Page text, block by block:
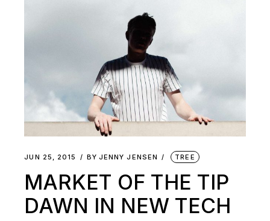
JUN 25, 2015 BY JENNY JENSEN TREE
MARKET OF THE TIP
DAWN IN NEW TECH